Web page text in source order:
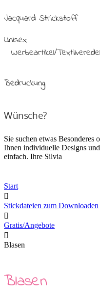
Jacquard Strickstoff
Unisex
Werbeartikel/
Bedruckung
Wünsche?
Sie suchen etwas Besonderes
Ihnen individuelle Designs
einfach. Ihre Silvia
Start
Stickdateien zum Downloaden
Gratis/Angebote
Blasen
Blasen